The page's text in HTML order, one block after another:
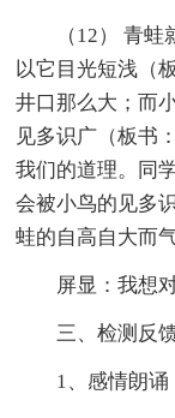
（12） 青蛙就
以它目光短浅（
井口那么大；而
见多识广（板书
我们的道理。同
会被小鸟的见多
蛙的自高自大而
屏显：我想对
三、检测反
1、感情朗诵